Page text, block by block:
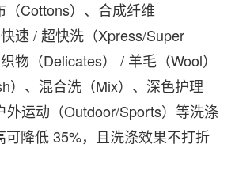
（Cottons）、合成纤维
快速 / 超快洗（Xpress/Super
物（Delicates） / 羊毛（Wool）
）、混合洗（Mix）、深色护理
外运动（Outdoor/Sports）等洗涤
可降低 35%，且洗涤效果不打折